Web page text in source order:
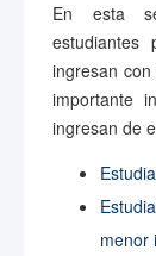
En esta
estudiantes
ingresan
importante
ingresan de
menor